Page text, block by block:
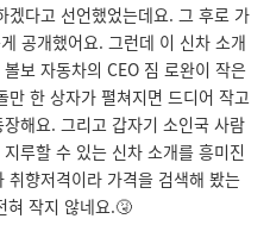
다고 선언했었는데요. 그 후로 가
공개했어요. 그런데 이 신차 소개
보 자동차의 CEO 짐 로완이 작은
한 상자가 펼쳐지면 드디어 작고
해요. 그리고 갑자기 소인국 사람
루할 수 있는 신차 소개를 흥미진
취향저격이라 가격을 검색해 봤는
혀 작지 않네요.🤧